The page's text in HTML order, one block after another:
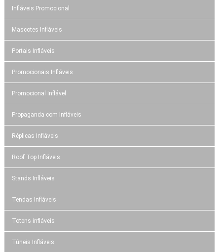
Infláveis Promocional
Mascotes Infláveis
Portais Infláveis
Promocionais Infláveis
Promocional Inflável
Propaganda com Infláveis
Réplicas Infláveis
Roof Top Infláveis
Stands Infláveis
Tendas Infláveis
Totens infláveis
Túneis Infláveis